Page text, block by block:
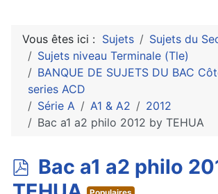
Vous êtes ici : Sujets
Sujets du
Sujets niveau Terminale (Tle)
BANQUE DE SUJETS DU BAC
series ACD
Série A
A1 & A2
2012
Bac a1 a2 philo 2012 by TEHUA
p
Bac a1 a2 philo